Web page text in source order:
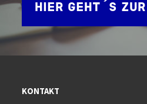
HIER GEHT´S
KONTAKT